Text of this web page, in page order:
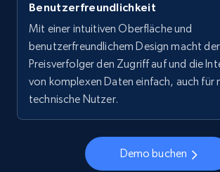
Benutzerfreundlichkeit
Mit einer intuitiven Oberfläche und
benutzerfreundlichem Design macht
Preisverfolger den Zugriff auf und die
von komplexen Daten einfach, auch für
technische Nutzer.
Demo buchen